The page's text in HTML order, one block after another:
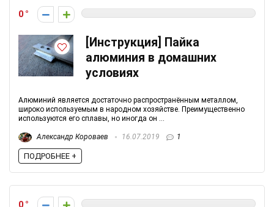
0
[Инструкция] Пайка
алюминия в домашних
условиях
Алюминий является достаточно распространённым металлом,
широко используемым в народном хозяйстве. Преимущественно
используются его сплавы, но иногда он ...
Александр Короваев 16.07.2019 1
ПОДРОБНЕЕ +
0